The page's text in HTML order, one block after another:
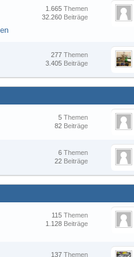
Themen
1.665
Beiträge
32.260
Themen
277
Beiträge
3.405
Themen
5
Beiträge
82
Themen
6
Beiträge
22
Themen
115
Beiträge
1.128
Themen
137